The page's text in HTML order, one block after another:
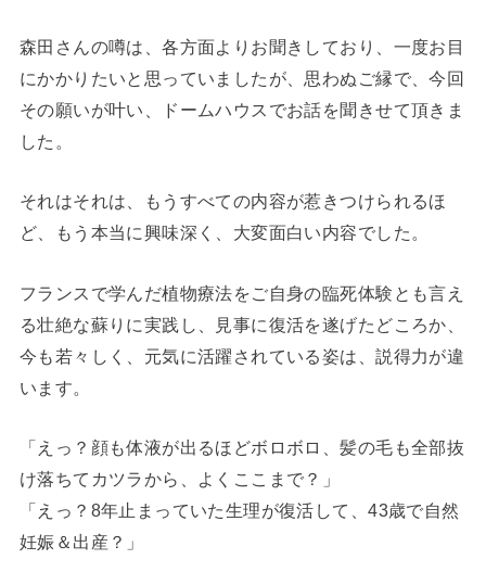
森田さんの噂は、各方面よりお聞きしており、一度お目
にかかりたいと思っていましたが、思わぬご縁で、今回
その願いが叶い、ドームハウスでお話を聞きせて頂きま
した。
それはそれは、もうすべての内容が惹きつけられるほ
ど、もう本当に興味深く、大変面白い内容でした。
フランスで学んだ植物療法をご自身の臨死体験とも言え
る壮絶な蘇りに実践し、見事に復活を遂げたどころか、
今も若々しく、元気に活躍されている姿は、説得力が違
います。
「えっ？顔も体液が出るほどボロボロ、髪の毛も全部抜
け落ちてカツラから、よくここまで？」
「えっ？8年止まっていた生理が復活して、43歳で自然
妊娠＆出産？」